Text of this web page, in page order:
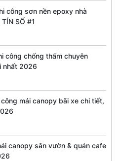
công sơn nền epoxy nhà
SỐ #1
công chống thấm chuyên
nhất 2026
mái canopy bãi xe chi tiết,
canopy sân vườn & quán cafe